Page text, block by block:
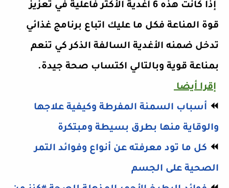
إذا كانت هذه 6 أغدية الأكثر فاعلية في تعزيز
قوة المناعة فكل ما عليك اتباع برنامج غذائي
تدخل ضمنه الأغدية السالفة الذكر كي تنعم
بمناعة قوية وبالتالي اكتساب صحة جيدة.
إقرا أيضا
⏪ أسباب السمنة المفرطة وكيفية علاجها
والوقاية منها بطرق بسيطة ومبتكرة
⏪ كل ما تود معرفته عن أنواع وفوائد التمر
الصحية على الجسم